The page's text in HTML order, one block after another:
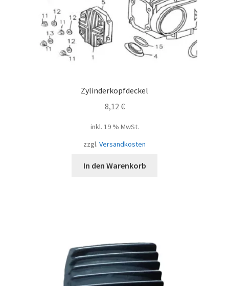
Zylinderkopfdeckel
8,12€
inkl. 19 % MwSt.
zzgl. Versandkosten
In den Warenkorb